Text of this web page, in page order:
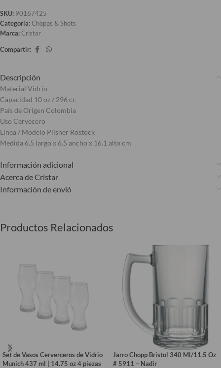
SKU: 90167425
Categoría:Chopps & Shots
Marca:Cristar
Compartir:
Descripción
Material Vidrio
Capacidad 10 oz / 296 cc
País de Origen Colombia
Uso Cervecero
Línea / Modelo Pilsner Rostock
Medida 6.5 largo x 6.5 ancho x 16.1 alto cm
Información adicional
Acerca de Cristar
Información de envió
Productos Relacionados
Set de Vasos Cerverceros de Vidrio
Munich 437 ml | 14.75 oz 4 piezas
Jarro Chopp Bristol 340 Ml/11.5 Oz
# 5911 – Nadir